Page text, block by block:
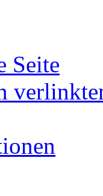
Seite